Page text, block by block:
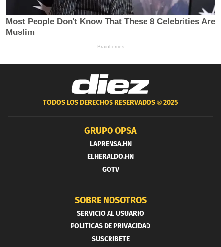
TODOS LOS DERECHOS RESERVADOS ®2025
GRUPO OPSA
LAPRENSA.HN
ELHERALDO.HN
GOTV
SOBRE NOSOTROS
SERVICIO AL USUARIO
POLITICAS DE PRIVACIDAD
SUSCRIBETE